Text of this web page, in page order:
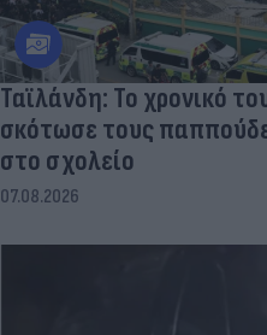
Ταϊλάνδη: Το χρονικό
σκότωσε τους
στο σχολείο
07.08.2026